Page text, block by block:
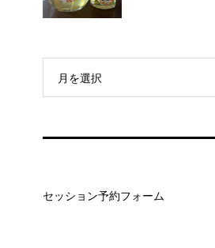
月を選択
セッション予約フォーム